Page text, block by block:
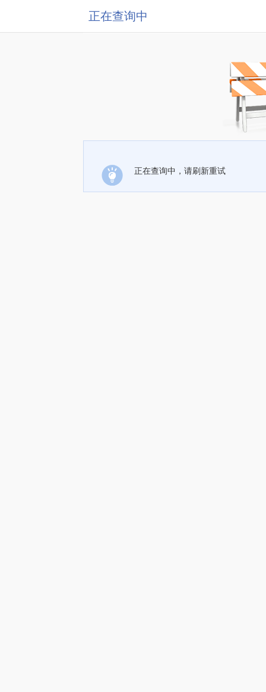
正在查询中
正在查询中，请刷新重试